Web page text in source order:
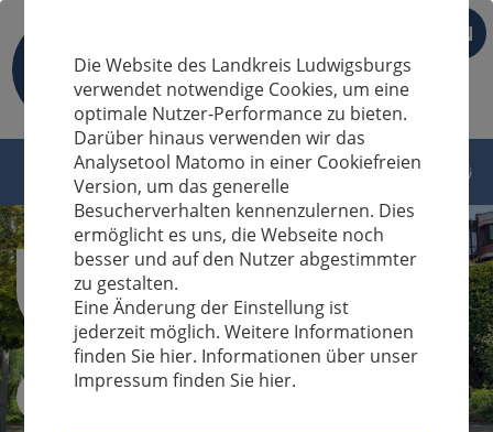
EN
Sucheingabe
Die Website des Landkreis Ludwigsburgs
verwendet notwendige Cookies, um eine
optimale Nutzer-Performance zu bieten.
Darüber hinaus verwenden wir das
Analysetool Matomo in einer Cookiefreien
Version, um das generelle
Besucherverhalten kennenzulernen. Dies
ermöglicht es uns, die Webseite noch
besser und auf den Nutzer abgestimmter
zu gestalten.
Eine Änderung der Einstellung ist
jederzeit möglich. Weitere Informationen
finden Sie hier. Informationen über unser
Impressum finden Sie hier.